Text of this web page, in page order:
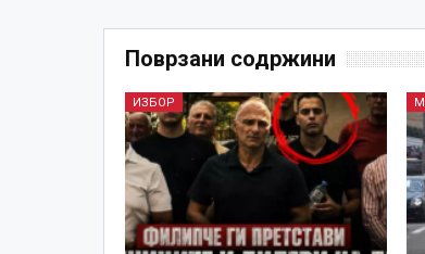
Поврзани содржини
ИЗБОР